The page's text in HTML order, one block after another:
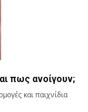
πως ανοίγουν;
και παιχνίδια